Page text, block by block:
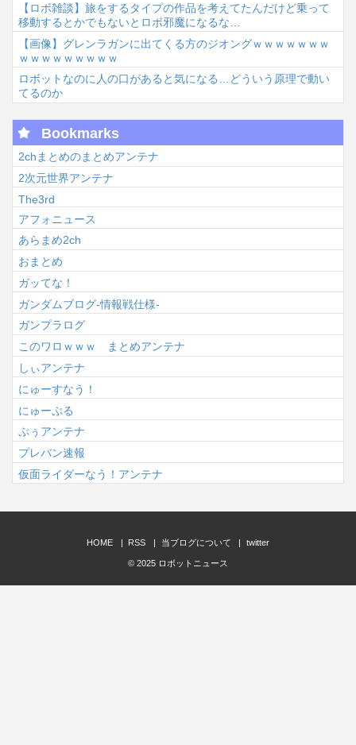
【ロボ雑談】旅をするタイプの作品を考えてたんだけど乗って
移動するとかでもないとロボ邪魔になるな…
【画像】グレンラガンに出てくる方のジオングｗｗｗｗｗｗｗ
ｗｗｗｗｗｗｗｗｗ
ロボットなのに人の口があると気になる…どういう原理で動い
てるのか
Bookmarks
2chまとめのまとめアンテナ
2次元世界アンテナ
The3rd
アフォニュース
あらまめ2ch
おまとめ
ガッてな！
ガンダムブログ-情報戦仕様-
ガンプラログ
このワロｗｗｗ まとめアンテナ
しぃアンテナ
にゅーすなう！
にゅーぷる
ぷぅアンテナ
プレバン速報
仮面ライダーなう！アンテナ
HOME RSS 当ブログについて twitter
© 2025 ロボットニュース